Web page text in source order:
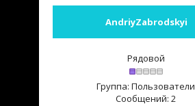
AndriyZabrodskyi
Рядовой
Группа: Пользователи
Сообщений: 2